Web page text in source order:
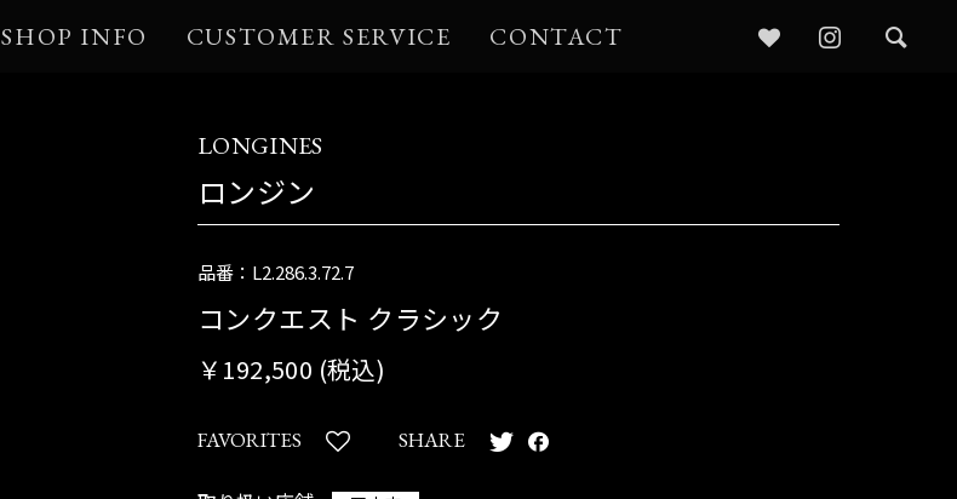
SHOP INFO CUSTOMER SERVICE CONTACT
LONGINES
ロンジン
品番：L2.286.3.72.7
コンクエスト クラシック
￥192,500 (税込)
FAVORITES SHARE